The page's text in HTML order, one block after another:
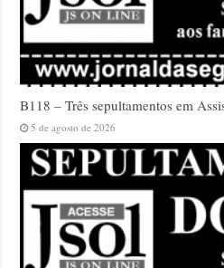
B118 – Três sepultamentos em
5 de agosto de 2026